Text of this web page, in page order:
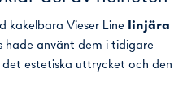
kakelbara Vieser Line
linjära
hade använt dem i tidigare
estetiska uttrycket och den